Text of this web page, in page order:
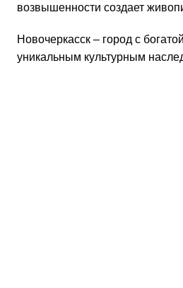
возвышенности создает
Новочеркасск – город с
уникальным культурным